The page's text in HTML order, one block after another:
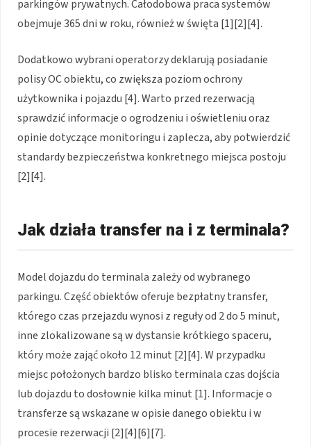
parkingów prywatnych. Całodobowa praca systemów
obejmuje 365 dni w roku, również w święta [1][2][4].
Dodatkowo wybrani operatorzy deklarują posiadanie
polisy OC obiektu, co zwiększa poziom ochrony
użytkownika i pojazdu [4]. Warto przed rezerwacją
sprawdzić informacje o ogrodzeniu i oświetleniu oraz
opinie dotyczące monitoringu i zaplecza, aby potwierdzić
standardy bezpieczeństwa konkretnego miejsca postoju
[2][4].
Jak działa transfer na i z terminala?
Model dojazdu do terminala zależy od wybranego
parkingu. Część obiektów oferuje bezpłatny transfer,
którego czas przejazdu wynosi z reguły od 2 do 5 minut,
inne zlokalizowane są w dystansie krótkiego spaceru,
który może zająć około 12 minut [2][4]. W przypadku
miejsc położonych bardzo blisko terminala czas dojścia
lub dojazdu to dosłownie kilka minut [1]. Informacje o
transferze są wskazane w opisie danego obiektu i w
procesie rezerwacji [2][4][6][7].